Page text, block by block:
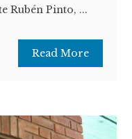
Rubén Pinto, ...
Read More